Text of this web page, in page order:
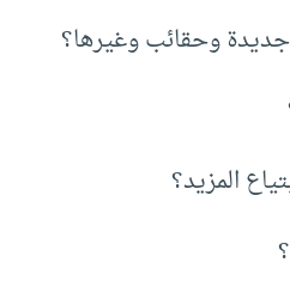
جديدة وحقائب وغيرها؟
المزيد؟